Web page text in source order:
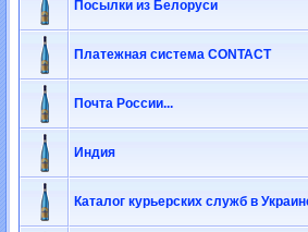
Посылки из Белоруси
Платежная система CONTACT
Почта России...
Индия
Каталог курьерских служб в